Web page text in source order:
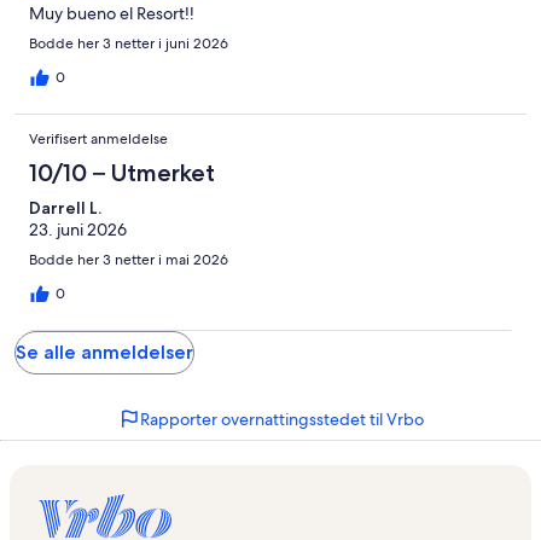
Muy bueno el Resort!!
Bodde her 3 netter i juni 2026
0
Verifisert anmeldelse
10/10 – Utmerket
Darrell L.
23. juni 2026
Bodde her 3 netter i mai 2026
0
Se alle anmeldelser
Rapporter overnattingsstedet til Vrbo